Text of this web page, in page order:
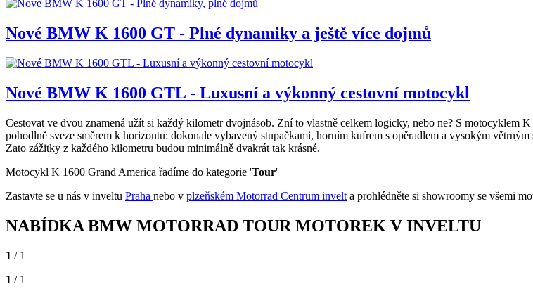
Nové BMW K 1600 GT - Plné dynamiky a ještě více dojmů
Nové BMW K 1600 GTL - Luxusní a výkonný cestovní motocykl
Cestovat ve dvou znamená užít si každý kilometr dvojnásob. Zní to vlastně celkem logicky, nebo ne? S motocyklem
pohodlně sveze směrem k horizontu: dokonale vybavený stupačkami, horním kufrem s opěradlem a vysokým
Zato zážitky z každého kilometru budou minimálně dvakrát tak krásné.
Motocykl K 1600 Grand America řadíme do kategorie 'Tour'
Zastavte se u nás v inveltu Praha nebo v plzeňském Motorrad Centrum invelt a prohlédněte si showroomy se všemi
NABÍDKA BMW MOTORRAD TOUR MOTOREK V INVELTU
1 / 1
1 / 1